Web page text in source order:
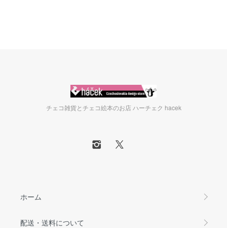
チェコ雑貨とチェコ絵本のお店 ハーチェク hacek
ホーム
配送・送料について